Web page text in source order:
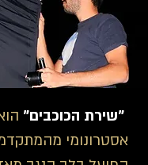
"שירת הכוכבים"
אסטרונומי